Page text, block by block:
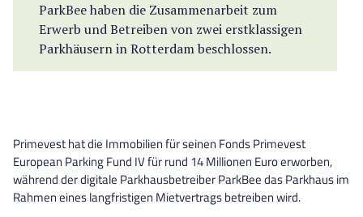
ParkBee haben die Zusammenarbeit zum
Erwerb und Betreiben von zwei erstklassigen
Parkhäusern in Rotterdam beschlossen.
Primevest hat die Immobilien für seinen Fonds Primevest
European Parking Fund IV für rund 14 Millionen Euro erworben,
während der digitale Parkhausbetreiber ParkBee das Parkhaus im
Rahmen eines langfristigen Mietvertrags betreiben wird.